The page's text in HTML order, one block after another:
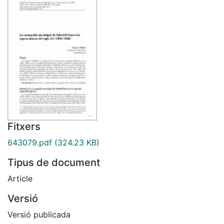
Fitxers
643079.pdf (324.23 KB)
Tipus de document
Article
Versió
Versió publicada